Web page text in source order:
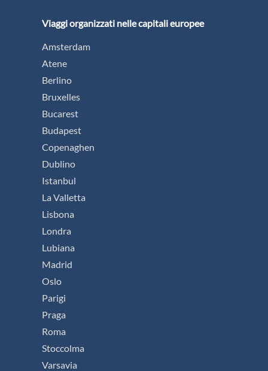
Viaggi organizzati nelle capitali europee
Amsterdam
Atene
Berlino
Bruxelles
Bucarest
Budapest
Copenaghen
Dublino
Istanbul
La Valletta
Lisbona
Londra
Lubiana
Madrid
Oslo
Parigi
Praga
Roma
Stoccolma
Varsavia